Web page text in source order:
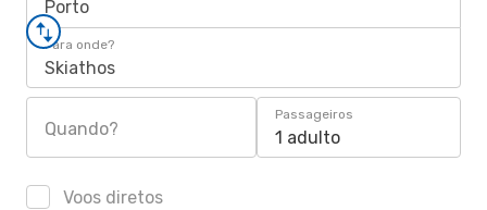
Porto
Para onde?
Skiathos
Quando?
Passageiros
1 adulto
Voos diretos